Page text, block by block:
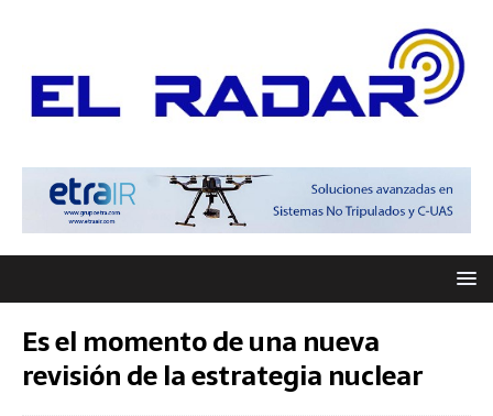
Es el momento de una nueva
revisión de la estrategia nuclear